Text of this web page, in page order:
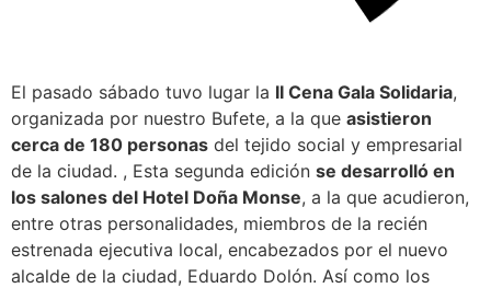
El pasado sábado tuvo lugar la II Cena Gala Solidaria,
organizada por nuestro Bufete, a la que asistieron
cerca de 180 personas del tejido social y empresarial
de la ciudad. , Esta segunda edición se desarrolló en
los salones del Hotel Doña Monse, a la que acudieron,
entre otras personalidades, miembros de la recién
estrenada ejecutiva local, encabezados por el nuevo
alcalde de la ciudad, Eduardo Dolón. Así como los